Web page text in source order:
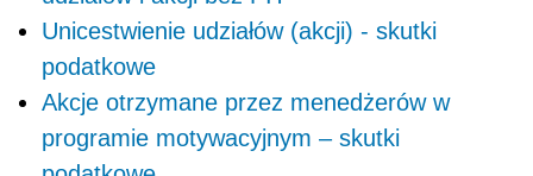
WSA we Wrocławiu w uzasadnieniu wyroku
stwierdził, że rozbieżność stanowisk stron w
niniejszej sprawie sprowadza się do rozumienia
pojęcia "przychody należne”. Skarżący
twierdzi, że przychody należne, to inaczej